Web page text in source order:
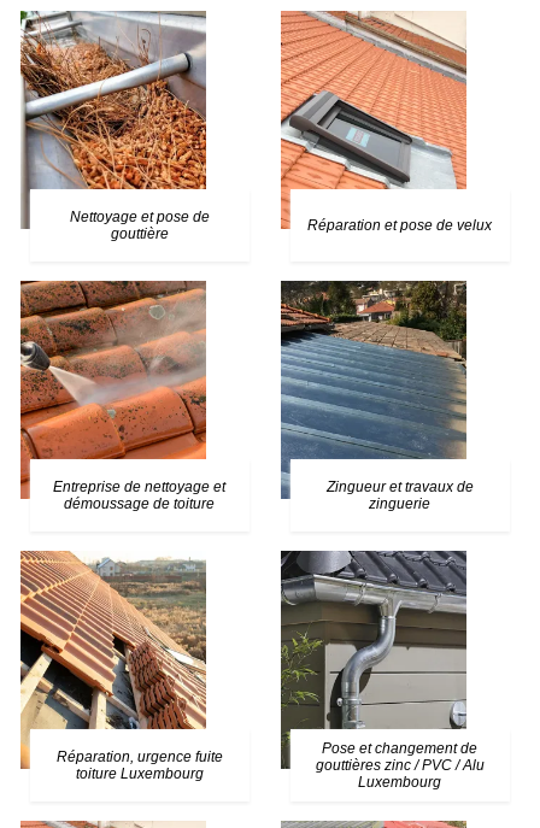
Nettoyage et pose de
gouttière
Réparation et pose de velux
Entreprise de nettoyage et
démoussage de toiture
Zingueur et travaux de
zinguerie
Réparation, urgence fuite
toiture Luxembourg
Pose et changement de
gouttières zinc / PVC / Alu
Luxembourg